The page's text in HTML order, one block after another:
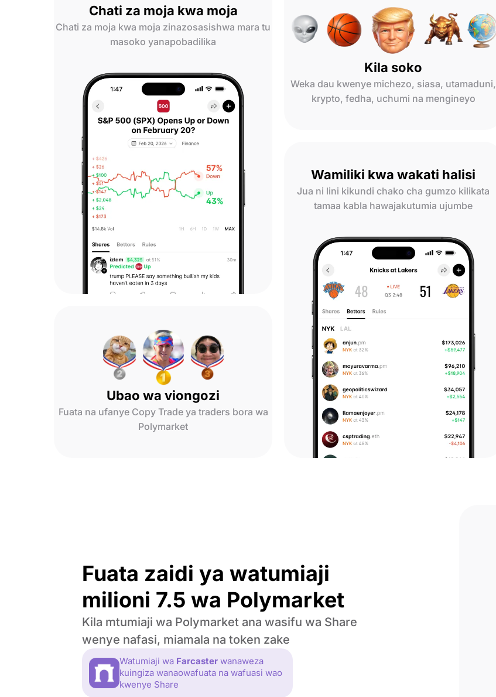
Chati za moja kwa moja
Chati za moja kwa moja zinazosasishwa mara tu
masoko yanapobadilika
Kila soko
Weka dau kwenye michezo, siasa, utamaduni,
krypto, fedha, uchumi na mengineyo
Wamiliki kwa wakati halisi
Jua ni lini kikundi chako cha gumzo kilikata
tamaa kabla hawajakutumia ujumbe
Ubao wa viongozi
Fuata na ufanye Copy Trade ya traders bora wa
Polymarket
Fuata zaidi ya watumiaji
milioni 7.5 wa Polymarket
Kila mtumiaji wa Polymarket ana wasifu wa Share
wenye nafasi, miamala na token zake
Watumiaji wa Farcaster wanaweza
kuingiza wanaowafuata na wafuasi wao
kwenye Share